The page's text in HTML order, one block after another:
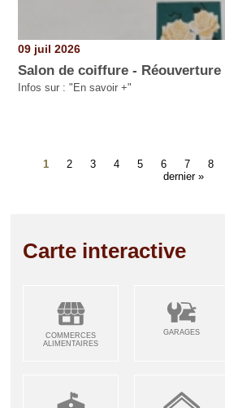
09 juil 2026
Salon de coiffure - Réouverture
Infos sur : "En savoir +"
1 2 3 4 5 6 7 8
dernier »
Carte interactive
COMMERCES
ALIMENTAIRES
GARAGES